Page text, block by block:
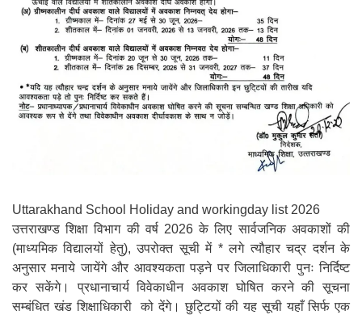
Uttarakhand School Holiday and workingday list 2026
उत्तराखण्ड शिक्षा विभाग की वर्ष 2026 के लिए सार्वजनिक अवकाशों की
(माध्यमिक विद्यालयों हेतु), उपरोक्त सूची में * लगे त्यौहार चद्र दर्शन के
अनुसार मनाये जायेंगे और आवश्यकता पड़ने पर जिलाधिकारी पुनः निर्दिष्ट
कर सकेंगे। प्रधानाचार्य विवेकाधीन अवकाश घोषित करने की सूचना
सम्बंधित खंड शिक्षाधिकारी को देंगे। छुट्टियों की यह सूची यहाँ सिर्फ एक